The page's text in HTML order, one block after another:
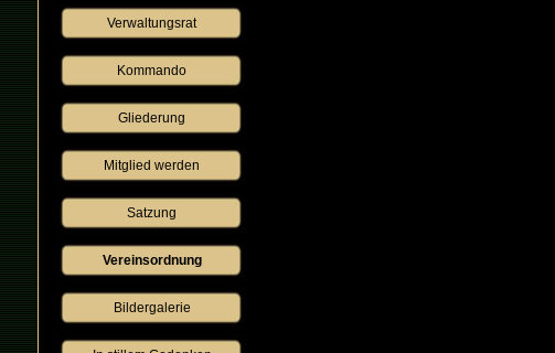
Verwaltungsrat
Kommando
Gliederung
Mitglied werden
Satzung
Vereinsordnung
Bildergalerie